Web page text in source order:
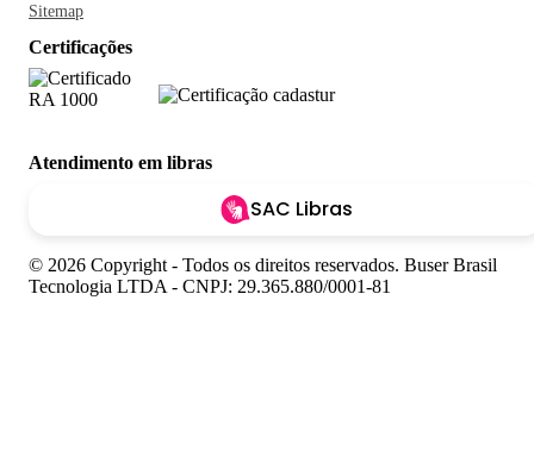
Sitemap
Certificações
Atendimento em libras
SAC Libras
© 2026 Copyright - Todos os direitos reservados. Buser Brasil
Tecnologia LTDA - CNPJ: 29.365.880/0001-81